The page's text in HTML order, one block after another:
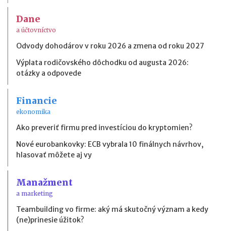
Dane
a účtovníctvo
Odvody dohodárov v roku 2026 a zmena od roku 2027
Výplata rodičovského dôchodku od augusta 2026:
otázky a odpovede
Financie
ekonomika
Ako preveriť firmu pred investíciou do kryptomien?
Nové eurobankovky: ECB vybrala 10 finálnych návrhov,
hlasovať môžete aj vy
Manažment
a marketing
Teambuilding vo firme: aký má skutočný význam a kedy
(ne)prinesie úžitok?